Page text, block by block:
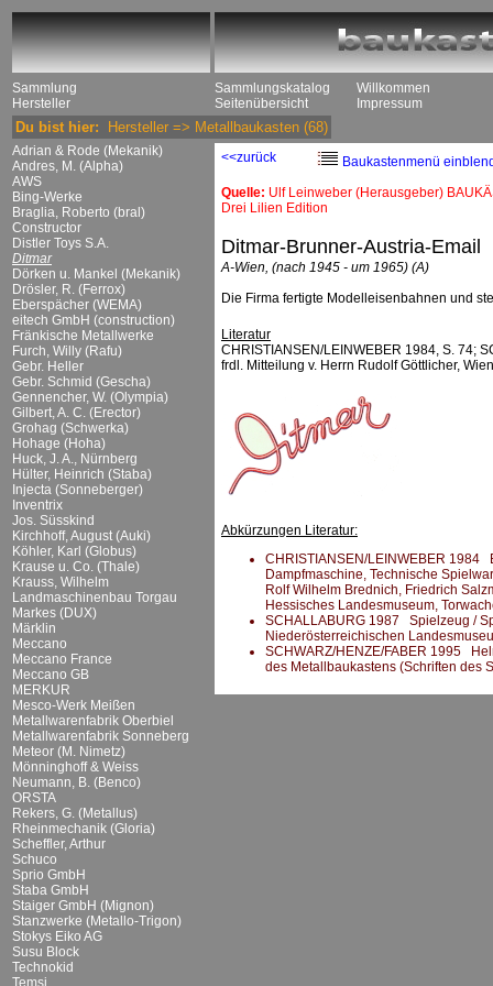
Sammlung
Hersteller
Sammlungskatalog
Seitenübersicht
Willkommen
Impressum
Du bist hier: Hersteller => Metallbaukasten (68)
Adrian & Rode (Mekanik)
Andres, M. (Alpha)
AWS
Bing-Werke
Braglia, Roberto (bral)
Constructor
Distler Toys S.A.
Ditmar
Dörken u. Mankel (Mekanik)
Drösler, R. (Ferrox)
Eberspächer (WEMA)
eitech GmbH (construction)
Fränkische Metallwerke
Furch, Willy (Rafu)
Gebr. Heller
Gebr. Schmid (Gescha)
Gennencher, W. (Olympia)
Gilbert, A. C. (Erector)
Grohag (Schwerka)
Hohage (Hoha)
Huck, J. A., Nürnberg
Hülter, Heinrich (Staba)
Injecta (Sonneberger)
Inventrix
Jos. Süsskind
Kirchhoff, August (Auki)
Köhler, Karl (Globus)
Krause u. Co. (Thale)
Krauss, Wilhelm
Landmaschinenbau Torgau
Markes (DUX)
Märklin
Meccano
Meccano France
Meccano GB
MERKUR
Mesco-Werk Meißen
Metallwarenfabrik Oberbiel
Metallwarenfabrik Sonneberg
Meteor (M. Nimetz)
Mönninghoff & Weiss
Neumann, B. (Benco)
ORSTA
Rekers, G. (Metallus)
Rheinmechanik (Gloria)
Scheffler, Arthur
Schuco
Sprio GmbH
Staba GmbH
Staiger GmbH (Mignon)
Stanzwerke (Metallo-Trigon)
Stokys Eiko AG
Susu Block
Technokid
Temsi
<<zurück
Baukastenmenü
Quelle: Ulf Leinweber (Herausgeber)
Drei Lilien Edition
Ditmar-Brunner-Austria-Email
A-Wien, (nach 1945 - um 1965) (A)
Die Firma fertigte Modelleisenbahnen und
Literatur
CHRISTIANSEN/LEINWEBER 1984, S. 74;
frdl. Mitteilung v. Herrn Rudolf Göttlicher, Wien
Abkürzungen Literatur:
CHRISTIANSEN/LEINWEBER 1984
Dampfmaschine, Technische
Rolf Wilhelm Brednich, Friedrich
Hessisches Landesmuseum,
SCHALLABURG 1987 Spielzeug /
Niederösterreichischen
SCHWARZ/HENZE/FABER 1995
des Metallbaukastens (Schriften des